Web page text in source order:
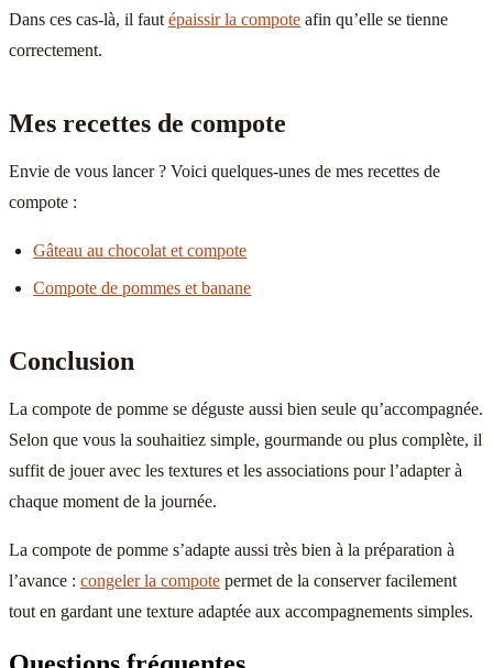
Dans ces cas-là, il faut épaissir la compote afin qu’elle se tienne
correctement.
Mes recettes de compote
Envie de vous lancer ? Voici quelques-unes de mes recettes de
compote :
Gâteau au chocolat et compote
Compote de pommes et banane
Conclusion
La compote de pomme se déguste aussi bien seule qu’accompagnée.
Selon que vous la souhaitiez simple, gourmande ou plus complète, il
suffit de jouer avec les textures et les associations pour l’adapter à
chaque moment de la journée.
La compote de pomme s’adapte aussi très bien à la préparation à
l’avance : congeler la compote permet de la conserver facilement
tout en gardant une texture adaptée aux accompagnements simples.